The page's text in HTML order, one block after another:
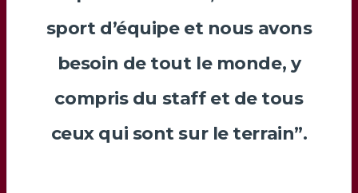
sport d’équipe et nous avons
besoin de tout le monde, y
compris du staff et de tous
ceux qui sont sur le terrain”.